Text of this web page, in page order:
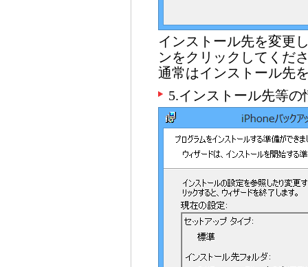
インストール先を変更
ンをクリックしてくだ
通常はインストール先
5.インストール先等